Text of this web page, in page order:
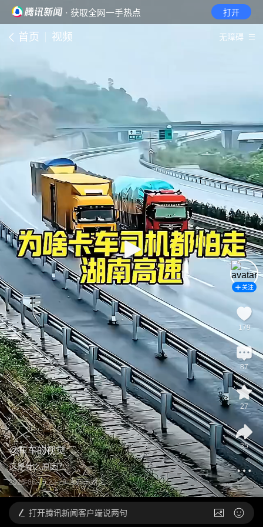
· 获取全网一手热点 打开
首页 视频 无障碍
@车车的视觉
这是什么原因？
2026-06-15 22:29 发布于湖北
关注
179
87
27
35
打开腾讯新闻客户端说两句